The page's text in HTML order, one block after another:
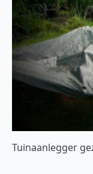
Tuinaanlegger